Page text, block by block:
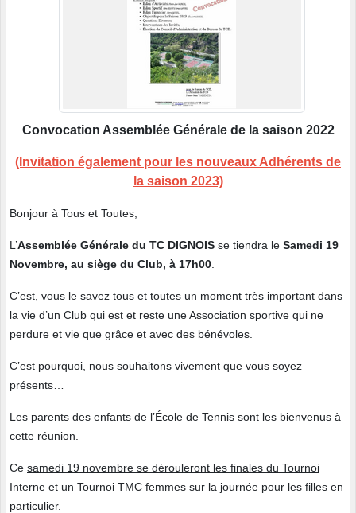
Convocation Assemblée Générale de la saison 2022
(Invitation également pour les nouveaux Adhérents de
la saison 2023)
Bonjour à Tous et Toutes,
L’Assemblée Générale du TC DIGNOIS se tiendra le Samedi 19
Novembre, au siège du Club, à 17h00
C’est, vous le savez tous et toutes un moment très important dans
la vie d’un Club qui est et reste une Association sportive qui ne
perdure et vie que grâce et avec des bénévoles.
C’est pourquoi, nous souhaitons vivement que vous soyez
présents…
Les parents des enfants de l’École de Tennis sont les bienvenus à
cette réunion.
Ce samedi 19 novembre se dérouleront les finales du Tournoi
Interne et un Tournoi TMC femmes sur la journée pour les filles en
particulier.